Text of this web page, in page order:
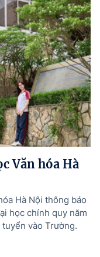
Văn hóa Hà
Hà Nội thông báo
học chính quy năm
vào Trường.